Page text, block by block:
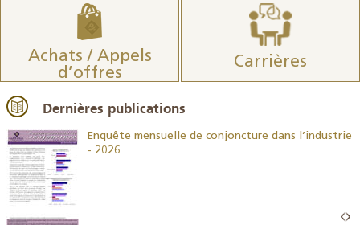
Achats / Appels
d’offres
Carrières
Dernières publications
Enquête mensuelle de conjoncture dans l’industrie
- 2026